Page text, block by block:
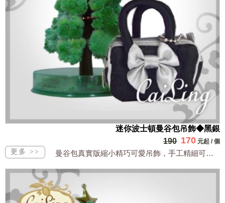
迷你波士頓曼谷包吊飾◆黑銀
190 170 元起 /個
曼谷包真實版縮小精巧可愛吊飾，手工精細可裝小物全台獨家販售